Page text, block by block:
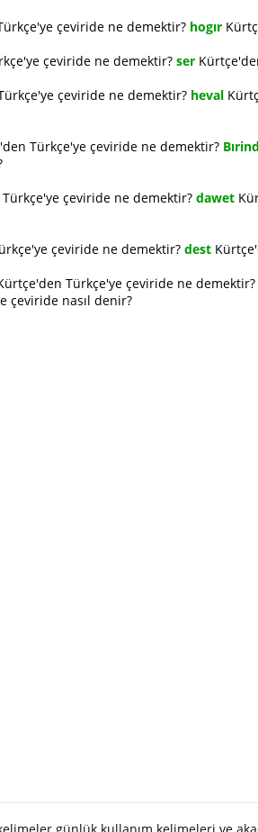
çeviride ne demektir? hogır
çeviride ne demektir? ser
çeviride ne demektir? heval
Türkçe'ye çeviride ne demektir?
çeviride ne demektir? dawet
çeviride ne demektir? dest
Türkçe'ye çeviride ne demektir?
çeviride nasıl denir?